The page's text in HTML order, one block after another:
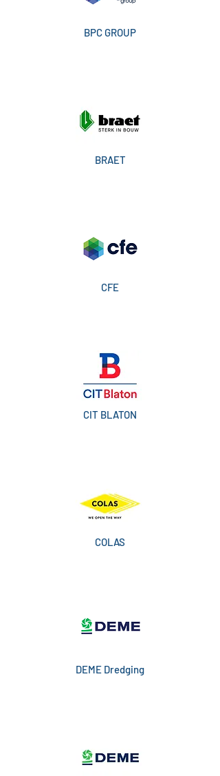
BPC GROUP
BRAET
CFE
CIT BLATON
COLAS
DEME Dredging